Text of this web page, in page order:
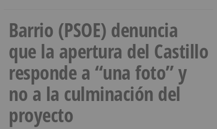
Barrio (PSOE) denuncia
que la apertura del Castillo
responde a “una foto” y
no a la culminación del
proyecto